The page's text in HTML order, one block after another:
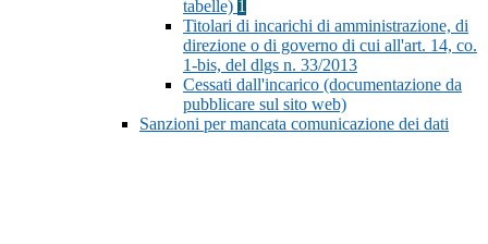
tabelle) 1
Titolari di incarichi di amministrazione, di
direzione o di governo di cui all'art. 14, co.
1-bis, del dlgs n. 33/2013
Cessati dall'incarico (documentazione da
pubblicare sul sito web)
Sanzioni per mancata comunicazione dei dati